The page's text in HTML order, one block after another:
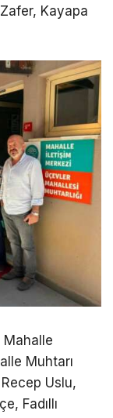
Kayapa
Muhtarı
Uslu,
Fadıllı